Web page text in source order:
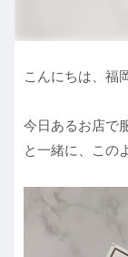
こんにちは、福
今日あるお店で
と一緒に、この